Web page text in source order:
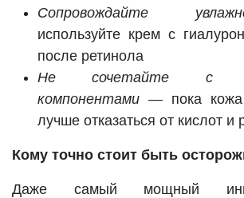
Сопровождайте
используйте крем с
после ретинола
Не сочетайте с
компонентами — пока кожа
лучше отказаться от кислот и
Кому точно стоит быть
Даже самый мощный